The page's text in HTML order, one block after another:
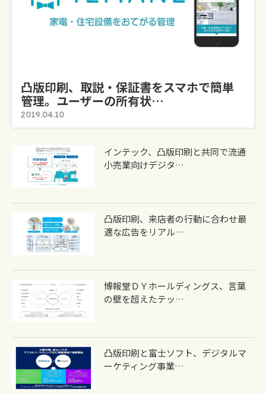
凸版印刷、取説・保証書をスマホで簡単
管理。ユーザーの所有状…
2019.04.10
インテック、凸版印刷と共同で流通
小売業向けデジタ…
凸版印刷、来店者の行動に合わせ最
適な広告をリアル…
博報堂ＤＹホールディングス、言葉
の壁を超えたテッ…
凸版印刷と富士ソフト、デジタルマ
ーケティング事業…